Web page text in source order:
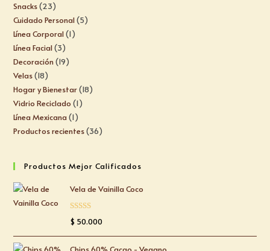
Snacks 23
Cuidado Personal 5
Línea Corporal 1
Línea Facial 3
Decoración 19
Velas 18
Hogar y Bienestar 18
Vidrio Reciclado 1
Línea Mexicana 1
Productos recientes 36
Productos Mejor Calificados
Vela de Vainilla Coco
Valorado
$ 50.000